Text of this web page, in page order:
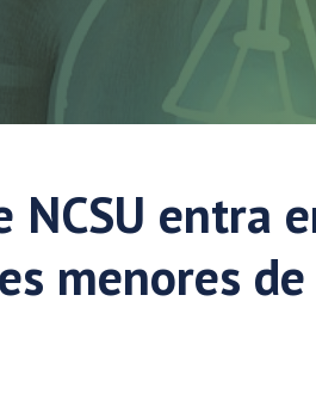
NCSU entra
menores